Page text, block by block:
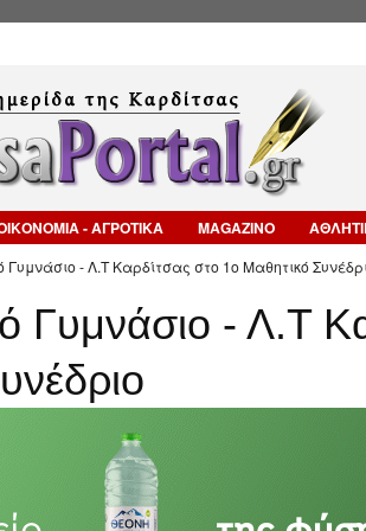
- ΑΓΡΟΤΙΚΑ MAGAZINO
Γυμνάσιο - Λ.Τ Καρδίτσας στο 1ο Μαθητικό
Γυμνάσιο - Λ.Τ